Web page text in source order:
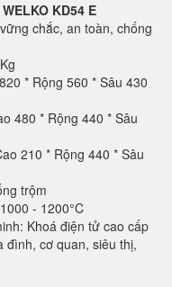
KD54 E
chắc, an toàn, chống
* Rộng 560 * Sâu 430
480 * Rộng 440 * Sâu
210 * Rộng 440 * Sâu
trộm
- 1200°C
Khoá điện tử cao cấp
đình, cơ quan, siêu thị,